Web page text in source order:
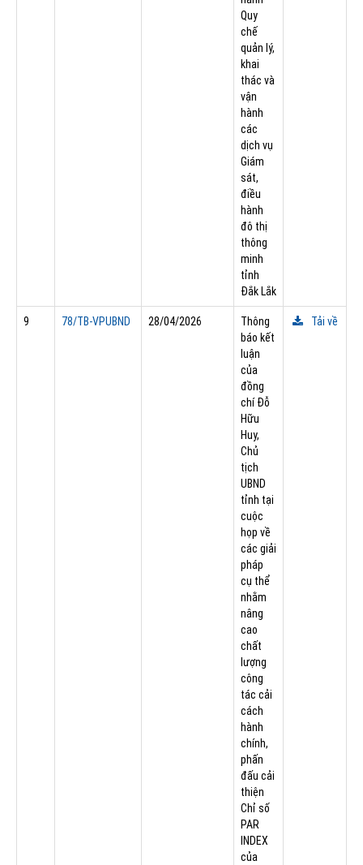
Quy
chế
quản lý,
khai
thác và
vận
hành
các
dịch vụ
Giám
sát,
điều
hành
đô thị
thông
minh
tỉnh
Đắk Lắk
9 78/TB-VPUBND 28/04/2026
Thông
báo kết
luận
của
đồng
chí Đỗ
Hữu
Huy,
Chủ
tịch
UBND
tỉnh tại
cuộc
họp về
các giải
pháp
cụ thể
nhằm
nâng
cao
chất
lượng
công
tác cải
cách
hành
chính,
phấn
đấu cải
thiện
Chỉ số
PAR
INDEX
của
Tải về